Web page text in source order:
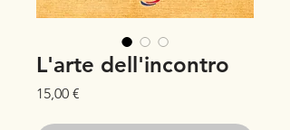
L'arte dell'incontro
15,00 €